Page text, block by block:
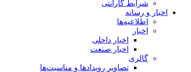
شرایط گارانتی
اخبار و رسانه
اطلاعیه‌ها
اخبار
اخبار داخلی
اخبار صنعت
گالری
تصاویر رویدادها و مناسبت‌ها